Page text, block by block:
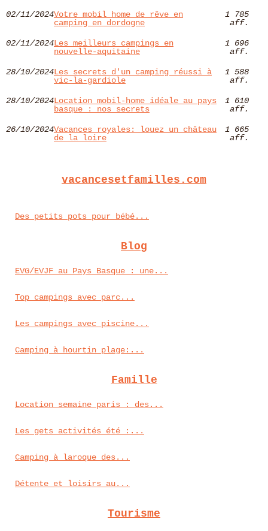
02/11/2024Votre mobil home de rêve en
camping en dordogne
1 785
aff.
02/11/2024Les meilleurs campings en
nouvelle-aquitaine
1 696
aff.
28/10/2024Les secrets d'un camping réussi à
vic-la-gardiole
1 588
aff.
28/10/2024Location mobil-home idéale au pays
basque : nos secrets
1 610
aff.
26/10/2024Vacances royales: louez un château
de la loire
1 665
aff.
vacancesetfamilles.com
Des petits pots pour bébé...
Blog
EVG/EVJF au Pays Basque : une...
Top campings avec parc...
Les campings avec piscine...
Camping à hourtin plage:...
Famille
Location semaine paris : des...
Les gets activités été :...
Camping à laroque des...
Détente et loisirs au...
Tourisme